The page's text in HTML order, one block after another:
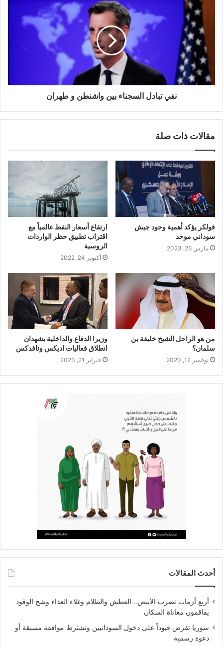
نفي تبادل السجناء بين واشنطن و طهران
مقالات ذات صلة
فولكر يؤكد أهمية وجود جيش
سوداني موحد
مارس 26, 2023
ارتفاع أسعار النفط عالمياً مع
اقتراب تطبيق حظر الواردات
الروسية
أكتوبر 24, 2022
من هو الراحل الشيخ خليفة بن
سلمان؟
نوفمبر 12, 2020
وزيرا الدفاع والداخلية يشهدان
انطلاق فعاليات اديكس ونافدكس
فبراير 21, 2023
أحدث المقالات
أربع أزمات تضرب الأبيض.. العطش والظلام وغلاء الغذاء وشح الوقود
يفاقمون معاناة السكان
سوريا تفرض قيوداً على دخول السودانيين وتشترط موافقة مسبقة أو
دعوة رسمية